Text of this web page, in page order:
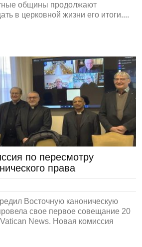
общины продолжают
в церковной жизни его итоги....
по пересмотру
права
Восточную каноническую
свое первое совещание 20
News. Новая комиссия